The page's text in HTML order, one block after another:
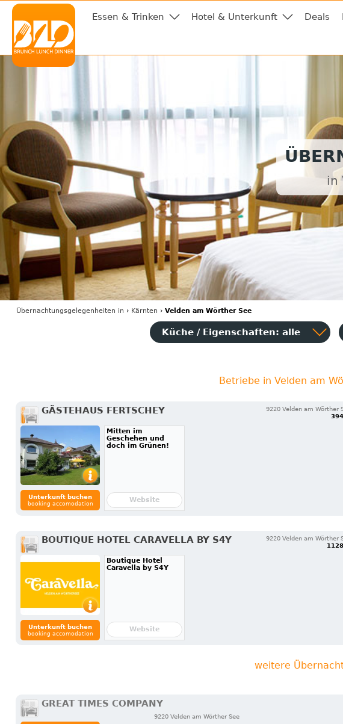
Essen & Trinken Hotel & Unterkunft Deals
in
Übernachtungsgelegenheiten in › Kärnten › Velden am Wörther See
Küche / Eigenschaften: alle
Betriebe in Velden am
GÄSTEHAUS FERTSCHEY
9220 Velden am Wörther
Unterkunft buchen
booking accomodation
Mitten im
Geschehen und
doch im Grünen!
Website
BOUTIQUE HOTEL CARAVELLA BY S4Y
9220 Velden am Wörther
Unterkunft buchen
booking accomodation
Boutique Hotel
Caravella by S4Y
Website
weitere
GREAT TIMES COMPANY
9220 Velden am Wörther See